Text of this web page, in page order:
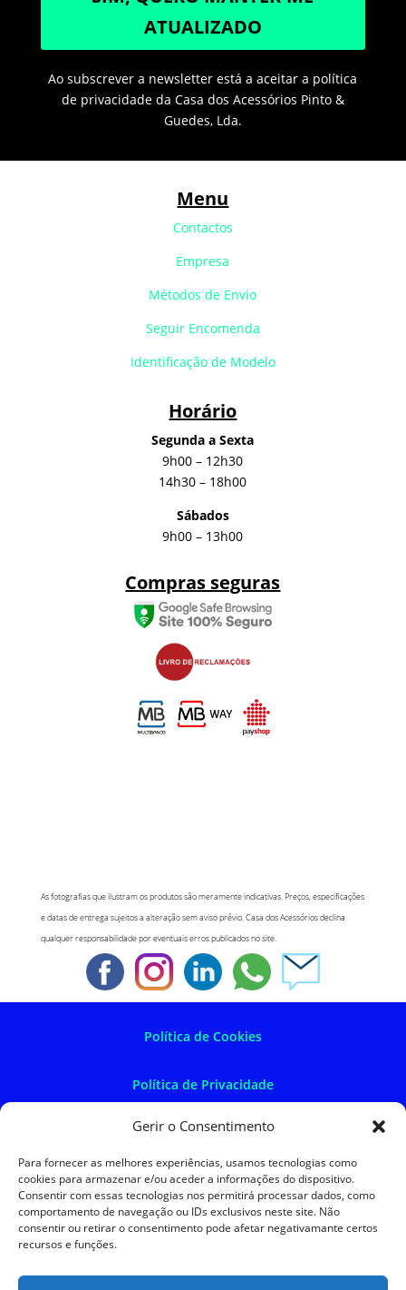
Gerir o Consentimento
Para fornecer as melhores experiências, usamos tecnologias como
cookies para armazenar e/ou aceder a informações do dispositivo.
Consentir com essas tecnologias nos permitirá processar dados, como
comportamento de navegação ou IDs exclusivos neste site. Não
consentir ou retirar o consentimento pode afetar negativamante certos
recursos e funções.
ATUALIZADO
Ao subscrever a newsletter está a aceitar a política
de privacidade da Casa dos Acessórios Pinto &
Guedes, Lda.
Menu
Contactos
Empresa
Métodos de Envio
Seguir Encomenda
Identificação de Modelo
Horário
Segunda a Sexta
9h00 – 12h30
14h30 – 18h00
Sábados
9h00 – 13h00
Compras seguras
As fotografias que ilustram os produtos são meramente indicativas. Preços, especificações
e datas de entrega sujeitos a alteração sem aviso prévio. Casa dos Acessórios declina
qualquer responsabilidade por eventuais erros publicados no site.
Política de Cookies
Política de Privacidade
Política de Devoluções
Termos e Condições
Resolução de Litígios